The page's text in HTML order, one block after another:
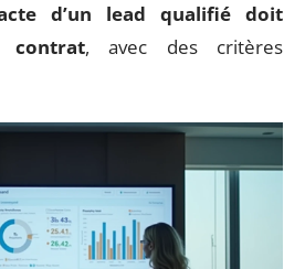
d’un lead qualifié doit
, avec des critères